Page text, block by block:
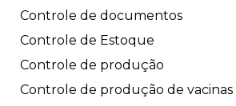
Controle de documentos
Controle de Estoque
Controle de produção
Controle de produção de vacinas